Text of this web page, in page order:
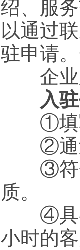
绍、服
以通过
驻申请
企业
入
①填写
②通过
③符合
质。
④具有
小时的